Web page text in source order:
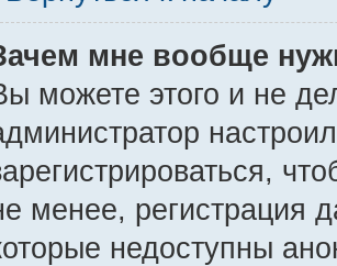
мне вообще
можете этого и не
менее, регистрация
недоступны